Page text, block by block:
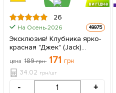
вигідна
знижка
ЦЕНА ЗА
5шт
26
На Осень-2026 49975
Эксклюзив! Клубника ярко-
красная "Джек" (Jack)
(премиальный сорт,
урожайность до 2кг с куста)
5 шт в упаковке
цена 189грн 171 грн
34.02 грн/шт
- +